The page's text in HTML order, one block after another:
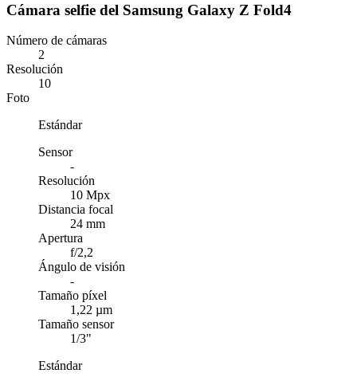
Cámara selfie del Samsung Galaxy Z Fold4
Número de cámaras
2
Resolución
10
Foto
Estándar
Sensor
-
Resolución
10 Mpx
Distancia focal
24 mm
Apertura
f/2,2
Ángulo de visión
-
Tamaño píxel
1,22 µm
Tamaño sensor
1/3"
Estándar